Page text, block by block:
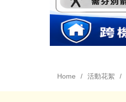
Home 活動花絮